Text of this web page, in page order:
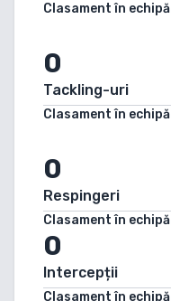
Clasament în echipă
0
Tackling-uri
Clasament în echipă
0
Respingeri
Clasament în echipă
0
Intercepții
Clasament în echipă